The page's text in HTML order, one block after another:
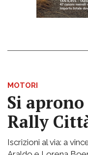
MOTORI
Si
Rally
Iscrizioni al via: a